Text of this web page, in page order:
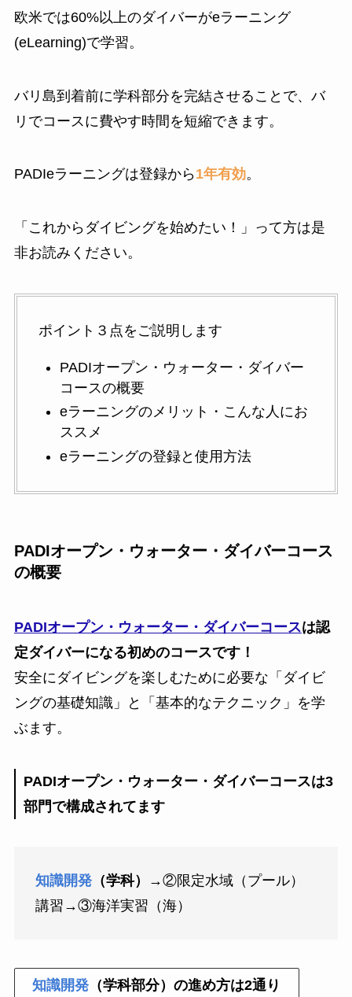
欧米では60%以上のダイバーがeラーニング
(eLearning)で学習。
バリ島到着前に学科部分を完結させることで、バ
リでコースに費やす時間を短縮できます。
PADIeラーニングは登録から1年有効。
「これからダイビングを始めたい！」って方は是
非お読みください。
ポイント３点をご説明します
PADIオープン・ウォーター・ダイバー
コースの概要
eラーニングのメリット・こんな人にお
ススメ
eラーニングの登録と使用方法
PADIオープン・ウォーター・ダイバーコース
の概要
PADIオープン・ウォーター・ダイバーコースは認
定ダイバーになる初めのコースです！
安全にダイビングを楽しむために必要な「ダイビ
ングの基礎知識」と「基本的なテクニック」を学
ぶます。
PADIオープン・ウォーター・ダイバーコースは3
部門で構成されてます
知識開発（学科）
→②限定水域（プール）
講習→③海洋実習（海）
知識開発 （学科部分）の進め方は2通り